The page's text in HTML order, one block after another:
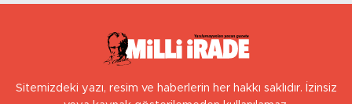
Sitemizdeki yazı, resim ve haberlerin her hakkı saklıdır. İzinsiz